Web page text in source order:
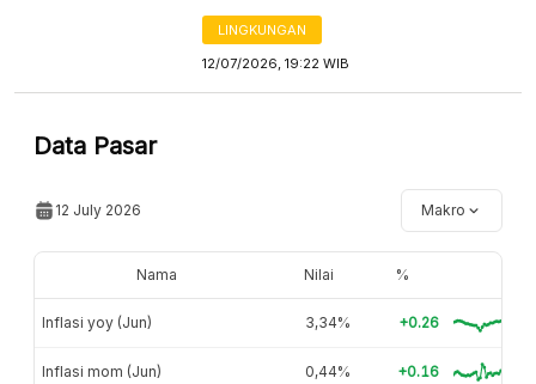
LINGKUNGAN
12/07/2026, 19:22 WIB
Data Pasar
12 July 2026 Makro
Nama Nilai %
Inflasi yoy (Jun) 3,34% +0.26
Inflasi mom (Jun) 0,44% +0.16